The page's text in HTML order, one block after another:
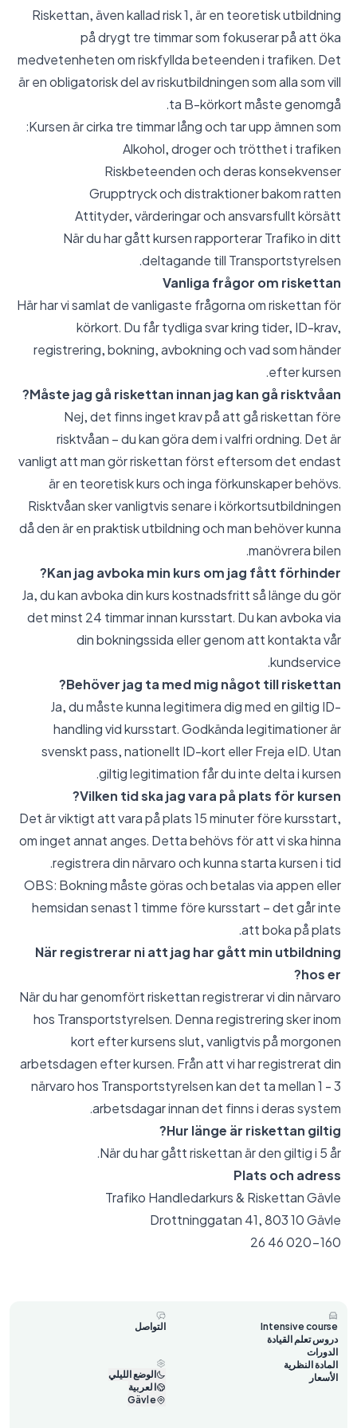
Riskettan, även kallad risk 1, är en teoretisk utbildning
på drygt tre timmar som fokuserar på att öka
medvetenheten om riskfyllda beteenden i trafiken. Det
är en obligatorisk del av riskutbildningen som alla som vill
ta B-körkort måste genomgå.
Kursen är cirka tre timmar lång och tar upp ämnen som:
Alkohol, droger och trötthet i trafiken
Riskbeteenden och deras konsekvenser
Grupptryck och distraktioner bakom ratten
Attityder, värderingar och ansvarsfullt körsätt
När du har gått kursen rapporterar Trafiko in ditt
deltagande till Transportstyrelsen.
Vanliga frågor om riskettan
Här har vi samlat de vanligaste frågorna om riskettan för
körkort. Du får tydliga svar kring tider, ID-krav,
registrering, bokning, avbokning och vad som händer
efter kursen.
Måste jag gå riskettan innan jag kan gå risktvåan?
Nej, det finns inget krav på att gå riskettan före
risktvåan – du kan göra dem i valfri ordning. Det är
vanligt att man gör riskettan först eftersom det endast
är en teoretisk kurs och inga förkunskaper behövs.
Risktvåan sker vanligtvis senare i körkortsutbildningen
då den är en praktisk utbildning och man behöver kunna
manövrera bilen.
Kan jag avboka min kurs om jag fått förhinder?
Ja, du kan avboka din kurs kostnadsfritt så länge du gör
det minst 24 timmar innan kursstart. Du kan avboka via
din bokningssida eller genom att kontakta vår
kundservice.
Behöver jag ta med mig något till riskettan?
Ja, du måste kunna legitimera dig med en giltig ID-
handling vid kursstart. Godkända legitimationer är
svenskt pass, nationellt ID-kort eller Freja eID. Utan
giltig legitimation får du inte delta i kursen.
Vilken tid ska jag vara på plats för kursen?
Det är viktigt att vara på plats 15 minuter före kursstart,
om inget annat anges. Detta behövs för att vi ska hinna
registrera din närvaro och kunna starta kursen i tid.
OBS: Bokning måste göras och betalas via appen eller
hemsidan senast 1 timme före kursstart – det går inte
att boka på plats.
När registrerar ni att jag har gått min utbildning
hos er?
När du har genomfört riskettan registrerar vi din närvaro
hos Transportstyrelsen. Denna registrering sker inom
kort efter kursens slut, vanligtvis på morgonen
arbetsdagen efter kursen. Från att vi har registrerat din
närvaro hos Transportstyrelsen kan det ta mellan 1 - 3
arbetsdagar innan det finns i deras system.
Hur länge är riskettan giltig?
När du har gått riskettan är den giltig i 5 år.
Plats och adress
Trafiko Handledarkurs & Riskettan Gävle
Drottninggatan 41, 803 10 Gävle
020-160 46 26
Intensive course
دروس تعلم القيادة
الدورات
المادة النظرية
الأسعار
التواصل
الوضع الليلي
العربية
Gävle